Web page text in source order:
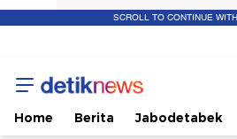
SCROLL TO CONTINUE
Home Berita Jabodetabek